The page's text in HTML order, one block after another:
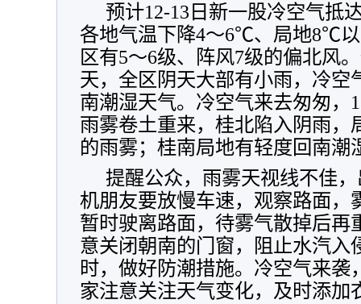
预计12-13日新一股冷空气抵
各地气温下降4～6℃、局地8℃
区有5～6级、阵风7级的偏北风
天，全区阴天大部有小雨，冷空
南潮湿天气。冷空气来去匆匆，
雨雾卷土重来，桂北陷入阴雨，
的雨雾；桂南局地有轻度回南潮
提醒公众，雨雾天视线不佳
机朋友要放慢车速，观察路面，
暂时驶离路面，待雾气散掉后再
意关闭朝南的门窗，阻止水汽入
时，做好防潮措施。冷空气来袭
家注意关注天气变化，及时添加